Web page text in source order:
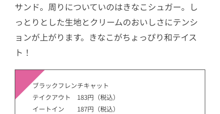
サンド。周りについていのはきなこシュガー。し
っとりとした生地とクリームのおいしさにテンシ
ョンが上がります。きなこがちょっぴり和テイス
ト！
ブラックフレンチキャット
テイクアウト 183円（税込）
イートイン 187円（税込）